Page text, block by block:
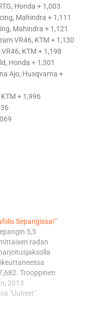
Honda + 1,003
Mahindra + 1,111
Mahindra + 1,121
VR46, KTM + 1,130
KTM + 1,198
Honda + 1,301
Ajo, Husqvarna +
+ 1,996
Sepangissa!”
5,5
radan
Trooppinen
ehtinyt
ennen toista
2013
"Uutiset"